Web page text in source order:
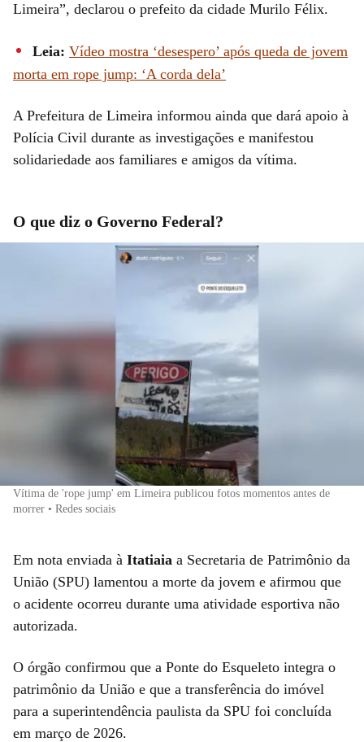
Limeira”, declarou o prefeito da cidade Murilo Félix.
Leia: Vídeo mostra ‘desespero’ após queda de jovem
morta em rope jump: ‘A corda dela’
A Prefeitura de Limeira informou ainda que dará apoio à
Polícia Civil durante as investigações e manifestou
solidariedade aos familiares e amigos da vítima.
O que diz o Governo Federal?
Vítima de 'rope jump' em Limeira publicou fotos momentos antes de
morrer • Redes sociais
Em nota enviada à Itatiaia a Secretaria de Patrimônio da
União (SPU) lamentou a morte da jovem e afirmou que
o acidente ocorreu durante uma atividade esportiva não
autorizada.
O órgão confirmou que a Ponte do Esqueleto integra o
patrimônio da União e que a transferência do imóvel
para a superintendência paulista da SPU foi concluída
em março de 2026.